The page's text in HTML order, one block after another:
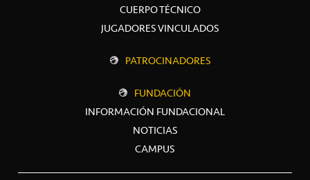
CUERPO TÉCNICO
JUGADORES VINCULADOS
PATROCINADORES
FUNDACIÓN
INFORMACIÓN FUNDACIONAL
NOTICIAS
CAMPUS